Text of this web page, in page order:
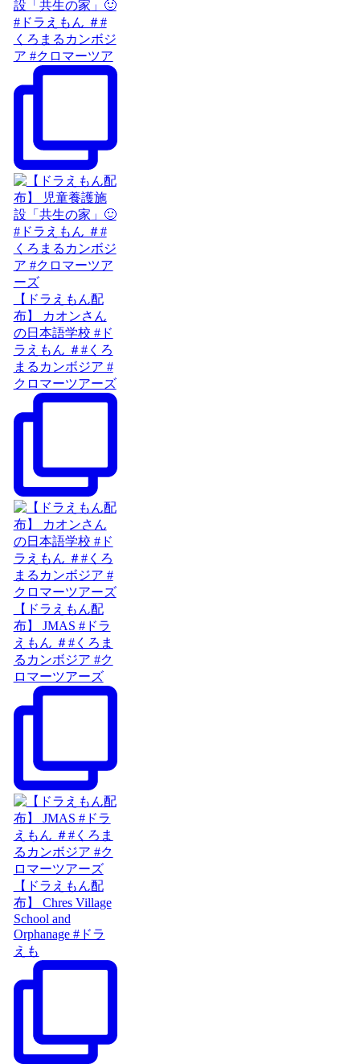
設「共生の家」🙂
#ドラえもん ＃#
くろまるカンボジ
ア #クロマーツア
【ドラえもん配
布】 カオンさん
の日本語学校 #ド
ラえもん ＃#くろ
まるカンボジア #
クロマーツアーズ
【ドラえもん配
布】 JMAS #ドラ
えもん ＃#くろま
るカンボジア #ク
ロマーツアーズ
【ドラえもん配
布】 Chres Village
School and
Orphanage #ドラ
えも